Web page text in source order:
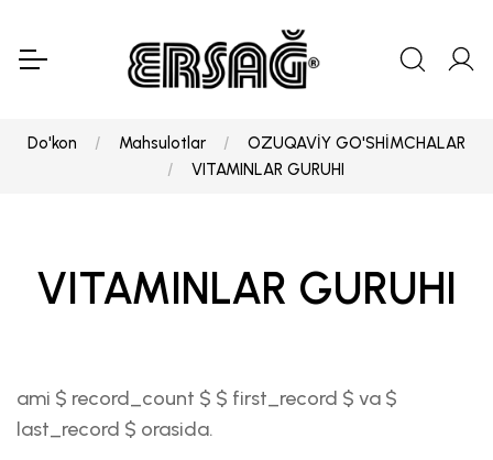
Do'kon Mahsulotlar
OZUQAVİY GO'SHİMCHALAR
VITAMINLAR GURUHI
VITAMINLAR GURUHI
ami $ record_count $ $ first_record $ va $
last_record $ orasida.